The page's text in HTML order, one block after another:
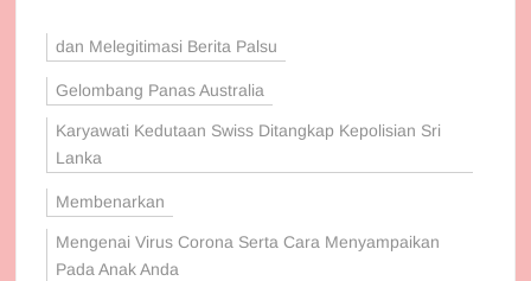
dan Melegitimasi Berita Palsu
Gelombang Panas Australia
Karyawati Kedutaan Swiss Ditangkap Kepolisian Sri
Lanka
Membenarkan
Mengenai Virus Corona Serta Cara Menyampaikan
Pada Anak Anda